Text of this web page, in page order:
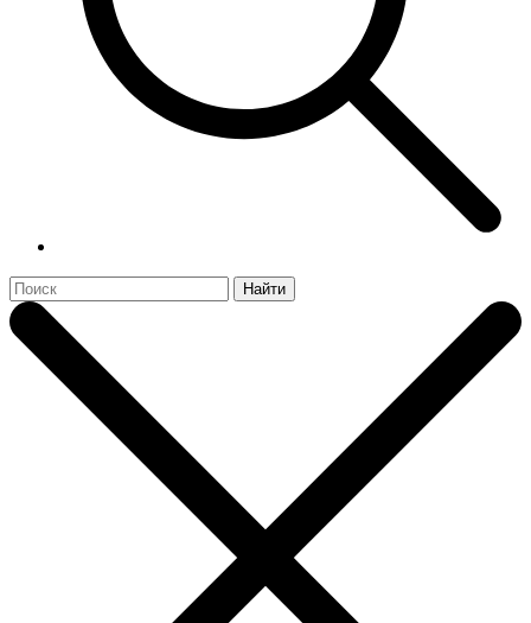
Найти